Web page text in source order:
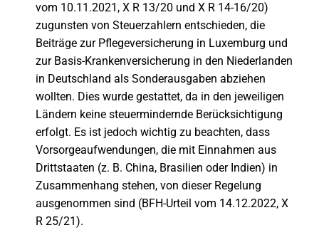
vom 10.11.2021, X R 13/20 und X R 14-16/20)
zugunsten von Steuerzahlern entschieden, die
Beiträge zur Pflegeversicherung in Luxemburg und
zur Basis-Krankenversicherung in den Niederlanden
in Deutschland als Sonderausgaben abziehen
wollten. Dies wurde gestattet, da in den jeweiligen
Ländern keine steuermindernde Berücksichtigung
erfolgt. Es ist jedoch wichtig zu beachten, dass
Vorsorgeaufwendungen, die mit Einnahmen aus
Drittstaaten (z. B. China, Brasilien oder Indien) in
Zusammenhang stehen, von dieser Regelung
ausgenommen sind (BFH-Urteil vom 14.12.2022, X
R 25/21).